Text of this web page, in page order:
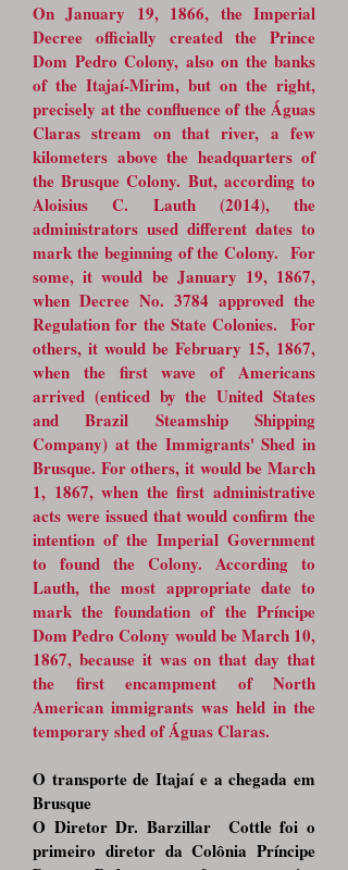
On January 19, 1866, the Imperial
Decree officially created the Prince
Dom Pedro Colony, also on the banks
of the Itajaí-Mirim, but on the right,
precisely at the confluence of the Águas
Claras stream on that river, a few
kilometers above the headquarters of
the Brusque Colony. But, according to
Aloisius C. Lauth (2014), the
administrators used different dates to
mark the beginning of the Colony. For
some, it would be January 19, 1867,
when Decree No. 3784 approved the
Regulation for the State Colonies. For
others, it would be February 15, 1867,
when the first wave of Americans
arrived (enticed by the United States
and Brazil Steamship Shipping
Company) at the Immigrants' Shed in
Brusque. For others, it would be March
1, 1867, when the first administrative
acts were issued that would confirm the
intention of the Imperial Government
to found the Colony. According to
Lauth, the most appropriate date to
mark the foundation of the Príncipe
Dom Pedro Colony would be March 10,
1867, because it was on that day that
the first encampment of North
American immigrants was held in the
temporary shed of Águas Claras.
O transporte de Itajaí e a chegada em
Brusque
O Diretor Dr. Barzillar Cottle foi o
primeiro diretor da Colônia Príncipe